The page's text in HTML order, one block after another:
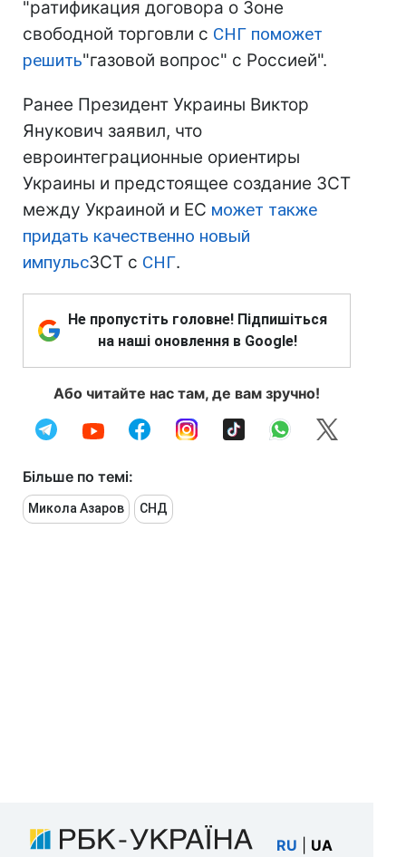
"ратификация договора о Зоне
свободной торговли с СНГ поможет
решить"газовой вопрос" с Россией".
Ранее Президент Украины Виктор
Янукович заявил, что
евроинтеграционные ориентиры
Украины и предстоящее создание ЗСТ
между Украиной и ЕС может также
придать качественно новый
импульсЗСТ с СНГ.
Не пропустіть головне! Підпишіться
на наші оновлення в Google!
Або читайте нас там, де вам зручно!
Більше по темі:
Микола Азаров СНД
RU UA